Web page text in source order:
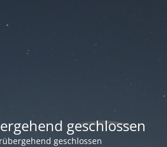
geschlossen
geschlossen